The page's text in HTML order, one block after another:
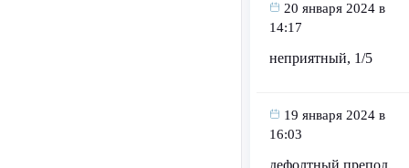
20 января 2024 в
14:17
неприятный, 1/5
19 января 2024 в
16:03